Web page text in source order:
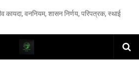
कायदा, वननियम, शासन निर्णय, परिपत्रक, स्थाई